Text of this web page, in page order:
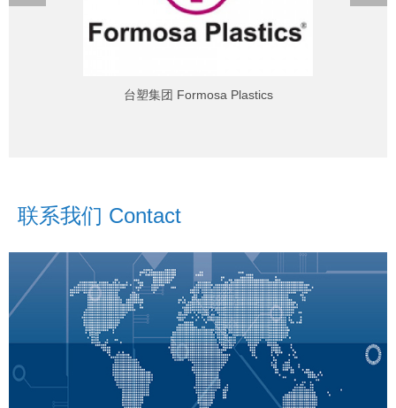
台塑集团 Formosa Plastics
联系我们 Contact